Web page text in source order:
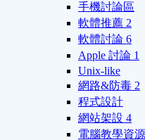
手機討論區
軟體推薦 2
軟體討論 6
Apple 討論 1
Unix-like
網路&防毒 2
程式設計
網站架設 4
電腦教學資源